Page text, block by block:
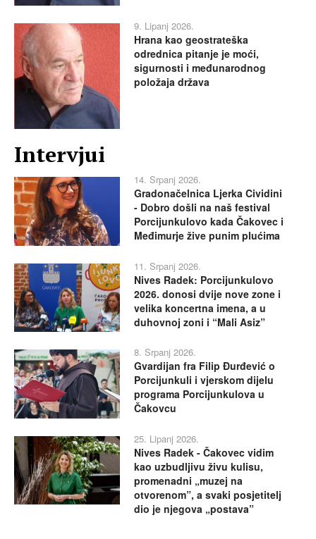
9. Lipanj 2026.
Hrana kao geostrateška
odrednica pitanje je moći,
sigurnosti i međunarodnog
položaja država
Intervjui
14. Srpanj 2026.
Gradonačelnica Ljerka Cividini
- Dobro došli na naš festival
Porcijunkulovo kada Čakovec i
Međimurje žive punim plućima
11. Srpanj 2026.
Nives Radek: Porcijunkulovo
2026. donosi dvije nove zone i
velika koncertna imena, a u
duhovnoj zoni i “Mali Asiz”
8. Srpanj 2026.
Gvardijan fra Filip Đurđević o
Porcijunkuli i vjerskom dijelu
programa Porcijunkulova u
Čakovcu
25. Lipanj 2026.
Nives Radek - Čakovec vidim
kao uzbudljivu živu kulisu,
promenadni „muzej na
otvorenom”, a svaki posjetitelj
dio je njegova „postava”